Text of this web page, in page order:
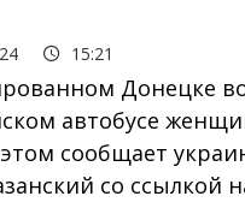
15:21
Донецке
автобусе
сообщает
со ссылкой